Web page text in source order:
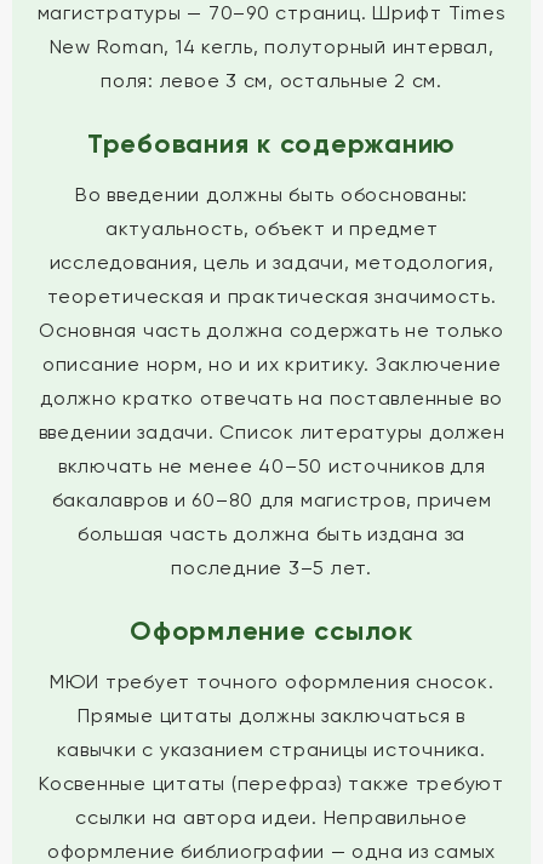
магистратуры — 70–90 страниц. Шрифт Times
New Roman, 14 кегль, полуторный интервал,
поля: левое 3 см, остальные 2 см.
Требования к содержанию
Во введении должны быть обоснованы:
актуальность, объект и предмет
исследования, цель и задачи, методология,
теоретическая и практическая значимость.
Основная часть должна содержать не только
описание норм, но и их критику. Заключение
должно кратко отвечать на поставленные во
введении задачи. Список литературы должен
включать не менее 40–50 источников для
бакалавров и 60–80 для магистров, причем
большая часть должна быть издана за
последние 3–5 лет.
Оформление ссылок
МЮИ требует точного оформления сносок.
Прямые цитаты должны заключаться в
кавычки с указанием страницы источника.
Косвенные цитаты (перефраз) также требуют
ссылки на автора идеи. Неправильное
оформление библиографии — одна из самых